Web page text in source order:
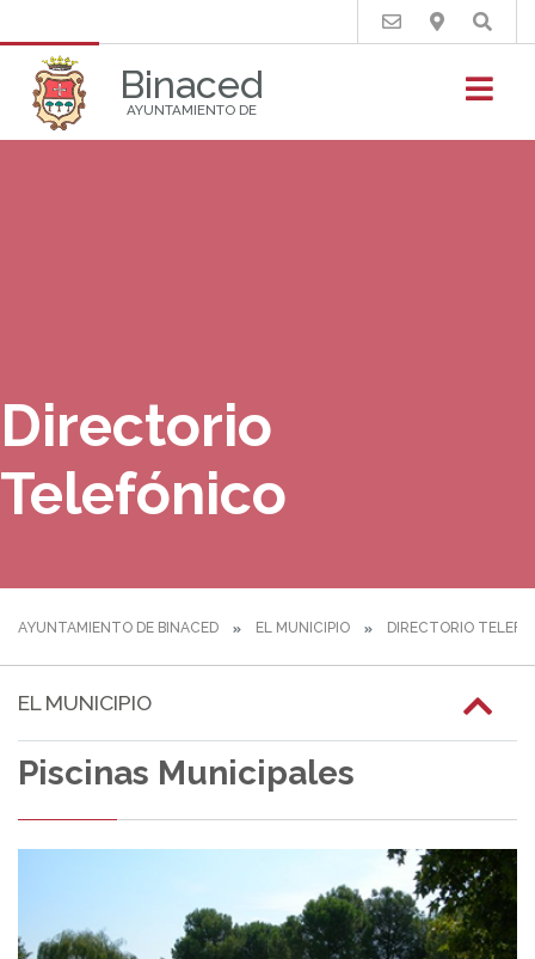
Binaced
AYUNTAMIENTO DE
Buscar
Directorio
Telefónico
AYUNTAMIENTO DE BINACED EL MUNICIPIO DIRECTORIO
EL MUNICIPIO
Piscinas Municipales